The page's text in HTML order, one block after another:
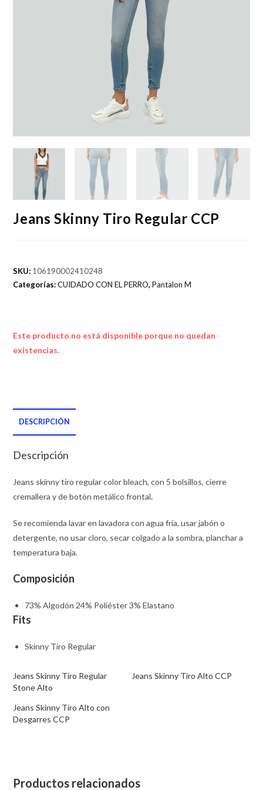
Jeans Skinny Tiro Regular CCP
SKU: 106190002410248
Categorías:CUIDADO CON EL PERRO,Pantalon M
Este producto no está disponible porque no quedan
existencias.
DESCRIPCIÓN
Descripción
Jeans skinny tiro regular color bleach, con 5 bolsillos, cierre
cremallera y de botón metálico frontal.
Se recomienda lavar en lavadora con agua fría, usar jabón o
detergente, no usar cloro, secar colgado a la sombra, planchar a
temperatura baja.
Composición
73% Algodón 24% Poliéster 3% Elastano
Fits
Skinny Tiro Regular
Jeans Skinny Tiro Regular
Stone Alto
Jeans Skinny Tiro Alto CCP
Jeans Skinny Tiro Alto con
Desgarres CCP
Productos relacionados